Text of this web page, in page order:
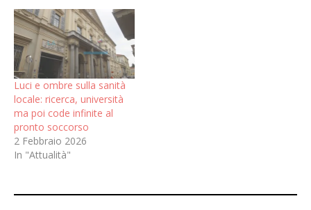
Luci e ombre sulla sanità
locale: ricerca, università
ma poi code infinite al
pronto soccorso
2 Febbraio 2026
In "Attualità"